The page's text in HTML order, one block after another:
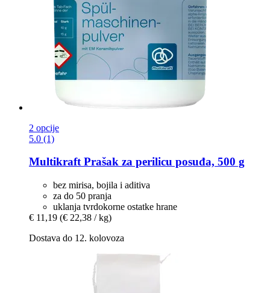
2 opcije
5.0 (1)
MultikraftPrašak za perilicu posuđa, 500 g
bez mirisa, bojila i aditiva
za do 50 pranja
uklanja tvrdokorne ostatke hrane
€ 11,19 (€ 22,38 / kg)
Dostava do 12. kolovoza